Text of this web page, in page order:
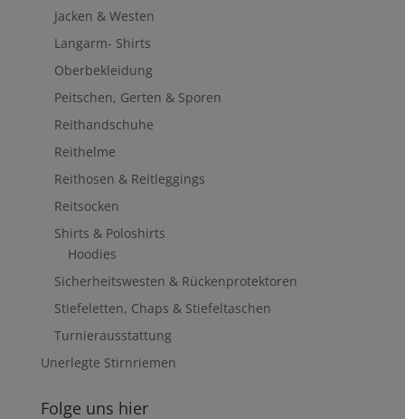
Jacken & Westen
Langarm- Shirts
Oberbekleidung
Peitschen, Gerten & Sporen
Reithandschuhe
Reithelme
Reithosen & Reitleggings
Reitsocken
Shirts & Poloshirts
Hoodies
Sicherheitswesten & Rückenprotektoren
Stiefeletten, Chaps & Stiefeltaschen
Turnierausstattung
Unerlegte Stirnriemen
Folge uns hier